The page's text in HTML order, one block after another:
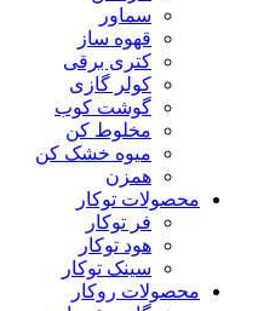
سماور
قهوه ساز
کتری برقی
کولر گازی
گوشت کوب
مخلوط کن
میوه خشک کن
همزن
محصولات توکار
فر توکار
هود توکار
سینک توکار
محصولات روکار